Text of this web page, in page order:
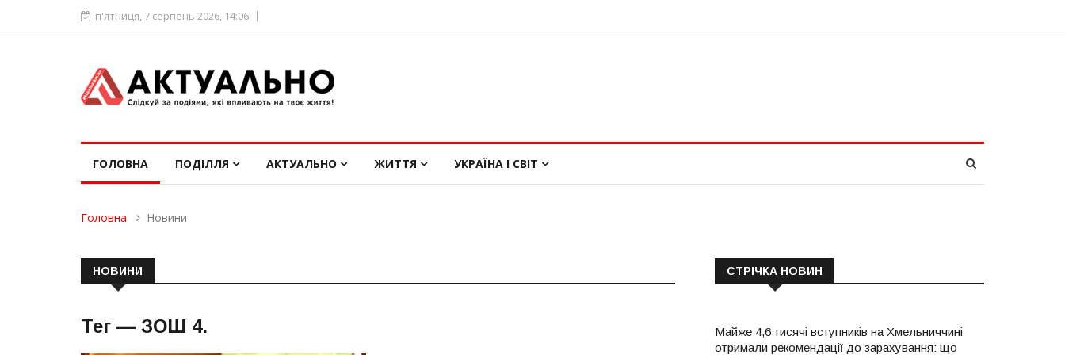
п'ятниця, 7 серпень 2026, 14:06
ГОЛОВНА ПОДІЛЛЯ АКТУАЛЬНО ЖИТТЯ УКРАЇНА І СВІТ
Головна Новини
НОВИНИ
Тег — ЗОШ 4.
СТРІЧКА НОВИН
Майже 4,6 тисячі вступників на Хмельниччині
отримали рекомендації до зарахування: що